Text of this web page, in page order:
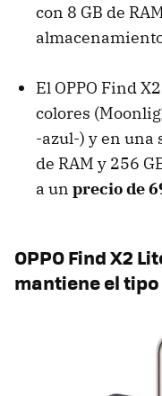
con 8 GB de
El OPPO Find
colores
-azul-) y en una
de RAM y 256
a un precio de
OPPO Find X2
mantiene el tipo